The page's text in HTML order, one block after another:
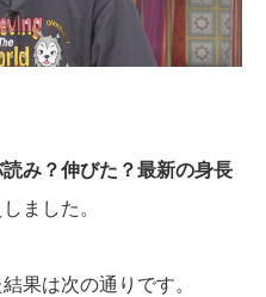
読み？伸びた？最新の身長
ました。
果は次の通りです。